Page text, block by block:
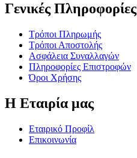
Γενικές Πληροφορίες
Τρόποι Πληρωμής
Τρόποι Αποστολής
Ασφάλεια Συναλλαγών
Πληροφορίες Επιστροφών
Όροι Χρήσης
Η Εταιρία μας
Εταιρικό Προφίλ
Επικοινωνία